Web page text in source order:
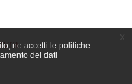
ne accetti le politiche:
dei dati